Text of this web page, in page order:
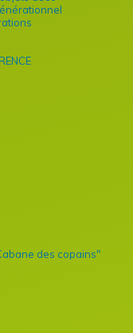
des copains"